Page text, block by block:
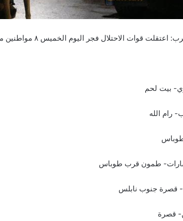
قوات الاحتلال فجر اليوم الخميس ٨ مواطنين من مختلف محافظات الضفة الغربية.